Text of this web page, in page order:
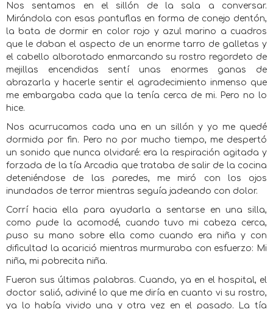
Nos sentamos en el sillón de la sala a conversar.
Mirándola con esas pantuflas en forma de conejo dentón,
la bata de dormir en color rojo y azul marino a cuadros
que le daban el aspecto de un enorme tarro de galletas y
el cabello alborotado enmarcando su rostro regordeto de
mejillas encendidas sentí unas enormes ganas de
abrazarla y hacerle sentir el agradecimiento inmenso que
me embargaba cada que la tenía cerca de mi. Pero no lo
hice.
Nos acurrucamos cada una en un sillón y yo me quedé
dormida por fin. Pero no por mucho tiempo, me despertó
un sonido que nunca olvidaré: era la respiración agitada y
forzada de la tía Arcadia que trataba de salir de la cocina
deteniéndose de las paredes, me miró con los ojos
inundados de terror mientras seguía jadeando con dolor.
Corrí hacia ella para ayudarla a sentarse en una silla,
como pude la acomodé, cuando tuvo mi cabeza cerca,
puso su mano sobre ella como cuando era niña y con
dificultad la acarició mientras murmuraba con esfuerzo: Mi
niña, mi pobrecita niña.
Fueron sus últimas palabras. Cuando, ya en el hospital, el
doctor salió, adiviné lo que me diría en cuanto vi su rostro,
ya lo había vivido una y otra vez en el pasado. La tía